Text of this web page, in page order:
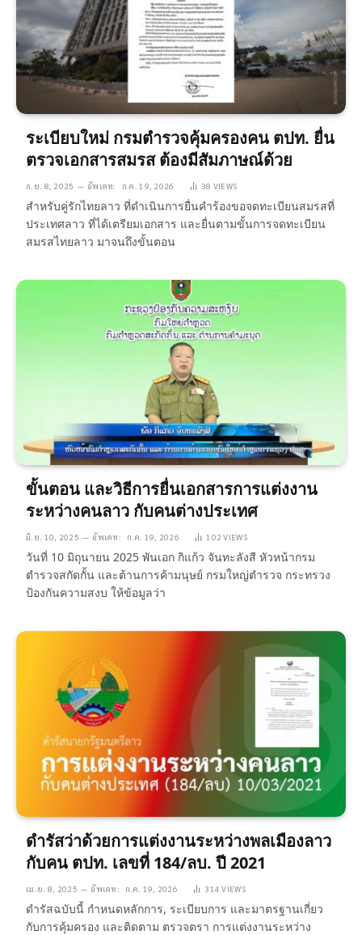
ระเบียบใหม่ กรมตำรวจคุ้มครองคน ตปท. ยื่น
ตรวจเอกสารสมรส ต้องมีสัมภาษณ์ด้วย
ก.ย. 8, 2025 อัพเดท: ก.ค. 19, 2026 38 VIEWS
สำหรับคู่รักไทยลาว ที่ดำเนินการยื่นคำร้องขอจดทะเบียนสมรสที่
ประเทศลาว ที่ได้เตรียมเอกสาร และยื่นตามขั้นการจดทะเบียน
สมรสไทยลาว มาจนถึงขั้นตอน
ขั้นตอน และวิธีการยื่นเอกสารการแต่งงาน
ระหว่างคนลาว กับคนต่างประเทศ
มิ.ย. 10, 2025 อัพเดท: ก.ค. 19, 2026 102VIEWS
วันที่ 10 มิถุนายน 2025 พันเอก กิแก้ว จันทะลังสี หัวหน้ากรม
ตำรวจสกัดกั้น และต้านการค้ามนุษย์ กรมใหญ่ตำรวจ กระทรวง
ป้องกันความสงบ ให้ข้อมูลว่า
ดำรัสว่าด้วยการแต่งงานระหว่างพลเมืองลาว
กับคน ตปท. เลขที่ 184/ลบ. ปี 2021
เม.ย. 8, 2025 อัพเดท: ก.ค. 19, 2026 314VIEWS
ดำรัสฉบับนี้ กำหนดหลักการ, ระเบียบการ และมาตรฐานเกี่ยว
กับการคุ้มครอง และติดตาม ตรวจตรา การแต่งงานระหว่าง